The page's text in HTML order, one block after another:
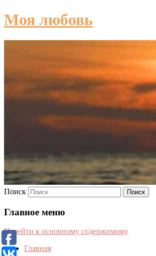
Моя любовь
Поиск
Главное меню
Перейти к основному содержимому
Главная